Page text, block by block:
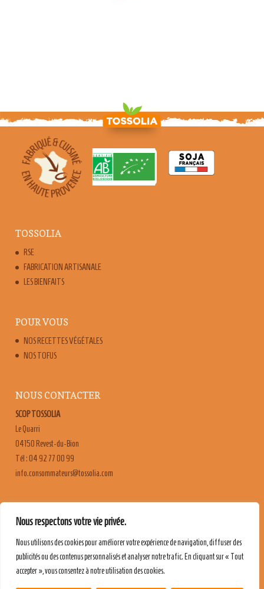
Nous respectons votre vie privée.
Nous utilisons des cookies pour améliorer votre expérience de navigation, diffuser des
publicités ou des contenus personnalisés et analyser notre trafic. En cliquant sur « Tout
accepter », vous consentez à notre utilisation des cookies.
TOSSOLIA
RSE
FABRICATION ARTISANALE
LES BIENFAITS
POUR VOUS
NOS RECETTES VÉGÉTALES
NOS TOFUS
NOUS CONTACTER
SCOP TOSSOLIA
Le Quarri
04150 Revest-du-Bion
Tél : 04 92 77 00 99
moc.ailossot@sruetammosnoc.ofni
CONTACT & RECRUTEMENT
MENTIONS LÉGALES
POLITIQUE DE CONFIDENTIALITÉ